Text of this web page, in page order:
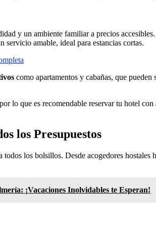
y un ambiente familiar a precios accesibles.
amable, ideal para estancias cortas.
como apartamentos y cabañas, que
lo que es recomendable reservar tu hotel
los Presupuestos
todos los bolsillos. Desde acogedores
¡Vacaciones Inolvidables te Esperan!